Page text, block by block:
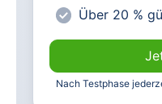
Über 20 %
Nach Testphase